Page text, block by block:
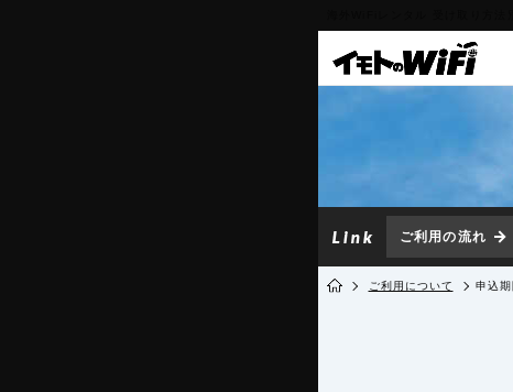
ご利用の流れ
ご利用について 申込